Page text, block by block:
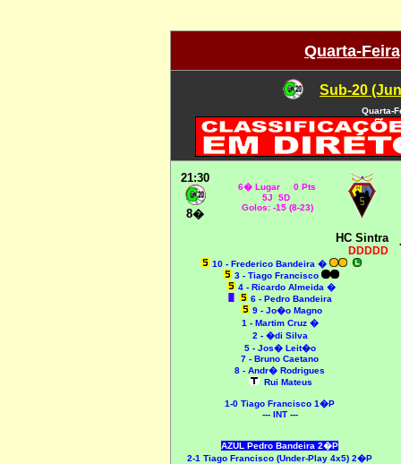
Quarta-
Sub-20
Quarta-
21:30
8�
6� Lugar 0 Pts
5J 5D
Golos: -15 (8-23)
HC Sintra
DDDDD
10 - Frederico Bandeira �
3 - Tiago Francisco
4 - Ricardo Almeida �
6 - Pedro Bandeira
9 - Jo�o Magno
1 - Martim Cruz �
2 - �di Silva
5 - Jos� Leit�o
7 - Bruno Caetano
8 - Andr� Rodrigues
Rui Mateus
1-0 Tiago Francisco 1�P
--- INT ---
AZUL Pedro Bandeira 2�P
2-1 Tiago Francisco (Under-Play 4x5) 2�P